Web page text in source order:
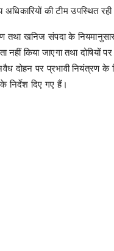
की टीम उपस्थित
तथा खनिज संपदा के
किया जाएगा तथा दोषियों पर
पर प्रभावी नियंत्रण के
निर्देश दिए गए हैं।